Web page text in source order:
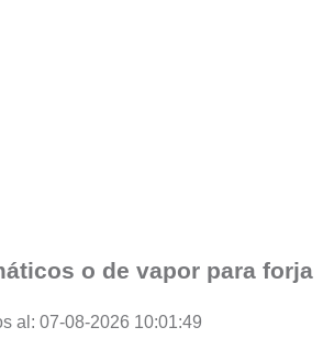
o de vapor para forja
al: 07-08-2026 10:01:49